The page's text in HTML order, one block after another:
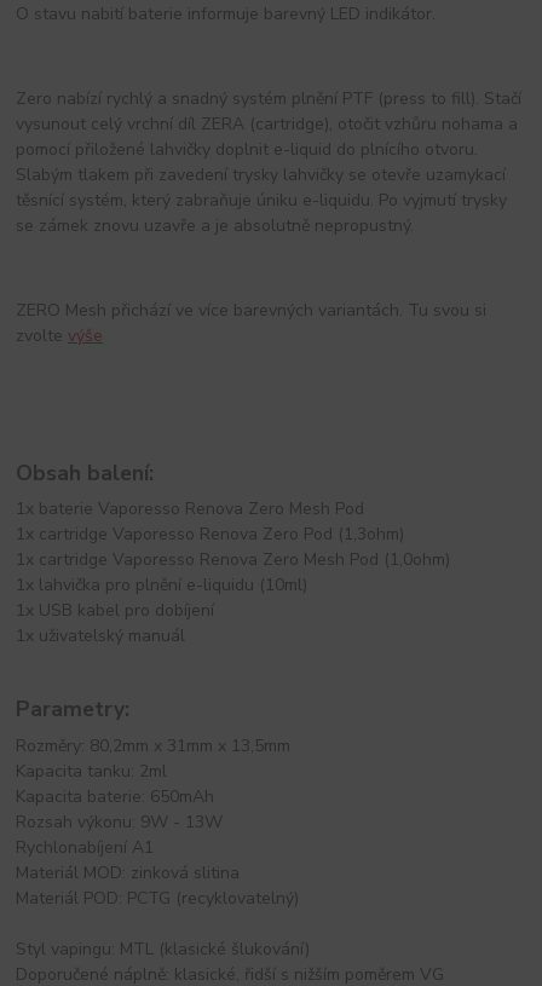
O stavu nabití baterie informuje barevný LED indikátor.
Zero nabízí rychlý a snadný systém plnění PTF (press to fill). Stačí
vysunout celý vrchní díl ZERA (cartridge), otočit vzhůru nohama a
pomocí přiložené lahvičky doplnit e-liquid do plnícího otvoru.
Slabým tlakem při zavedení trysky lahvičky se otevře uzamykací
těsnící systém, který zabraňuje úniku e-liquidu. Po vyjmutí trysky
se zámek znovu uzavře a je absolutně nepropustný.
ZERO Mesh přichází ve více barevných variantách. Tu svou si
zvoltevýše
Obsah balení:
1x baterie Vaporesso Renova Zero Mesh Pod
1x cartridge Vaporesso Renova Zero Pod (1,3ohm)
1x cartridge Vaporesso Renova Zero Mesh Pod (1,0ohm)
1x lahvička pro plnění e-liquidu (10ml)
1x USB kabel pro dobíjení
1x uživatelský manuál
Parametry:
Rozměry: 80,2mm x 31mm x 13,5mm
Kapacita tanku: 2ml
Kapacita baterie: 650mAh
Rozsah výkonu: 9W - 13W
Rychlonabíjení A1
Materiál MOD: zinková slitina
Materiál POD: PCTG (recyklovatelný)
Styl vapingu: MTL (klasické šlukování)
Doporučené náplně: klasické, řidší s nižším poměrem VG